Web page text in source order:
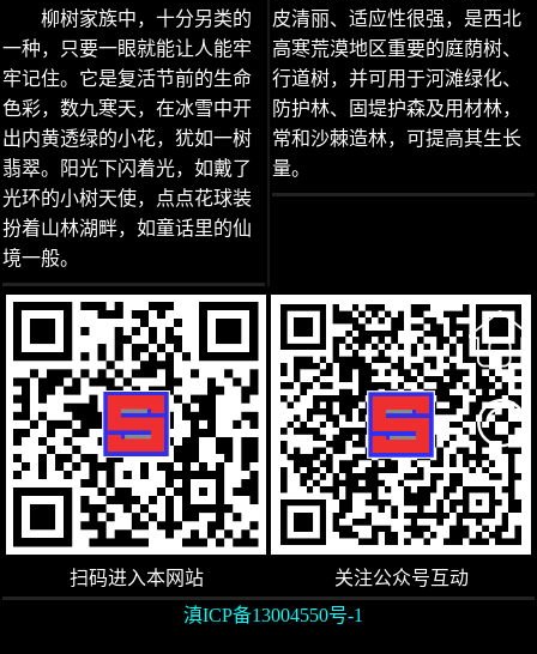
柳树家族中，十分另类的
一种，只要一眼就能让人能牢
牢记住。它是复活节前的生命
色彩，数九寒天，在冰雪中开
出内黄透绿的小花，犹如一树
翡翠。阳光下闪着光，如戴了
光环的小树天使，点点花球装
扮着山林湖畔，如童话里的仙
境一般。
皮清丽、适应性很强，是西北
高寒荒漠地区重要的庭荫树、
行道树，并可用于河滩绿化、
防护林、固堤护森及用材林，
常和沙棘造林，可提高其生长
量。
扫码进入本网站
关注公众号互动
滇ICP备13004550号-1